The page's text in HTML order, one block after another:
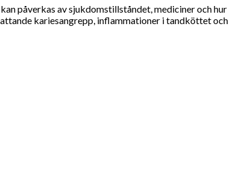
påverkas av sjukdomstillståndet, mediciner och hur
kariesangrepp, inflammationer i tandköttet och